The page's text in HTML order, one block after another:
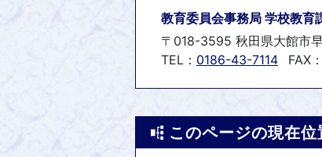
教育委員会事務局 学校教育
〒018-3595 秋田県大館市
TEL： 0186-43-7114 FAX
このページの現在位